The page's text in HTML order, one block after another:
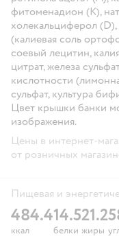
фитоменадион (К),
холекальциферол
(калиевая соль
соевый лецитин,
цитрат, железа
кислотности
сульфат, культура
Цвет крышки банки
изображения.
Цены в интернет-
от розничных
Пищевая и
484.4
ккал
14.5
белки
21.2
жиры